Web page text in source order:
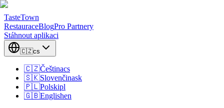
TasteTown
RestauraceBlogPro Partnery
Stáhnout aplikaci
🇨🇿cs
🇨🇿Češtinacs
🇸🇰Slovenčinask
🇵🇱Polskipl
🇬🇧Englishen